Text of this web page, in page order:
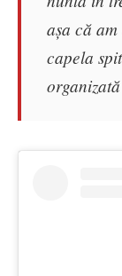
așa că
capela